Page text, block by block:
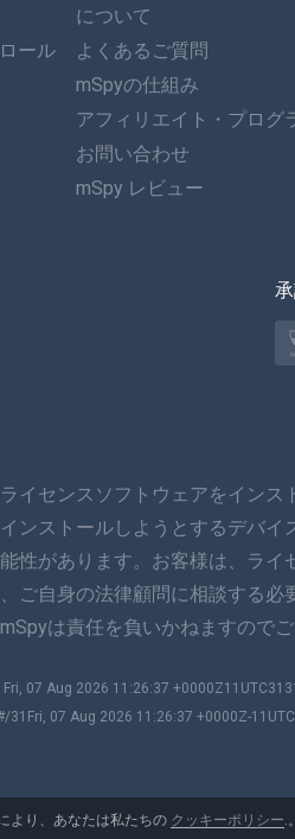
より、あなたは私たちの クッキーポリシー.。
ール
について
よくあるご質問
mSpyの仕組み
アフィリエイト・プログ
お問い合わせ
mSpy レビュー
イセンスソフトウェアをインス
ンストールしようとするデバ
性があります。お客様は、ライ
ご自身の法律顧問に相談する
は責任を負いかねますので
07 Aug 2026 11:26:37
07 Aug 2026 11:26:37 +0000Z-